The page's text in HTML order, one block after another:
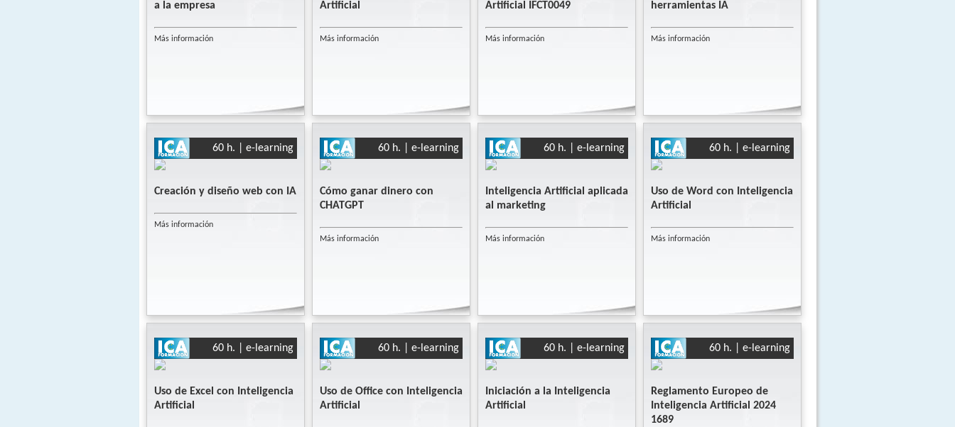
a la empresa
Más información
Artificial
Más información
Artificial IFCT0049
Más información
herramientas IA
Más información
60 h. | e-learning
Creación y diseño web con IA
Más información
60 h. | e-learning
Cómo ganar dinero con
CHATGPT
Más información
60 h. | e-learning
Inteligencia Artificial aplicada
al marketing
Más información
60 h. | e-learning
Uso de Word con Inteligencia
Artificial
Más información
60 h. | e-learning
Uso de Excel con Inteligencia
Artificial
60 h. | e-learning
Uso de Office con Inteligencia
Artificial
60 h. | e-learning
Iniciación a la Inteligencia
Artificial
60 h. | e-learning
Reglamento Europeo de
Inteligencia Artificial 2024
1689